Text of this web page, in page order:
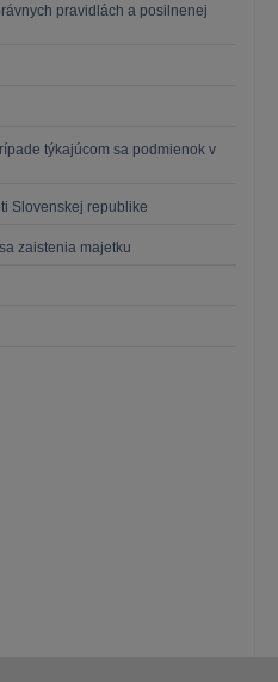
pravidlách a posilnenej
týkajúcom sa podmienok v
Slovenskej republike
zaistenia majetku